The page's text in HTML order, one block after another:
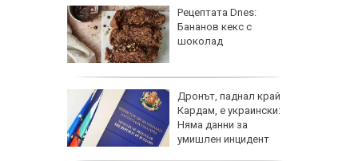
Рецептата Dnes:
Бананов кекс с
шоколад
Дронът, паднал край
Кардам, е украински:
Няма данни за
умишлен инцидент